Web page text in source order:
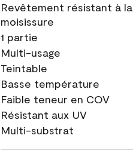
Revêtement résistant à la
moisissure
1 partie
Multi-usage
Teintable
Basse température
Faible teneur en COV
Résistant aux UV
Multi-substrat